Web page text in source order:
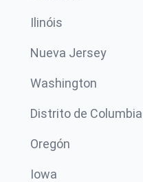
Ilinóis
Nueva Jersey
Washington
Distrito de Columbia
Oregón
Iowa